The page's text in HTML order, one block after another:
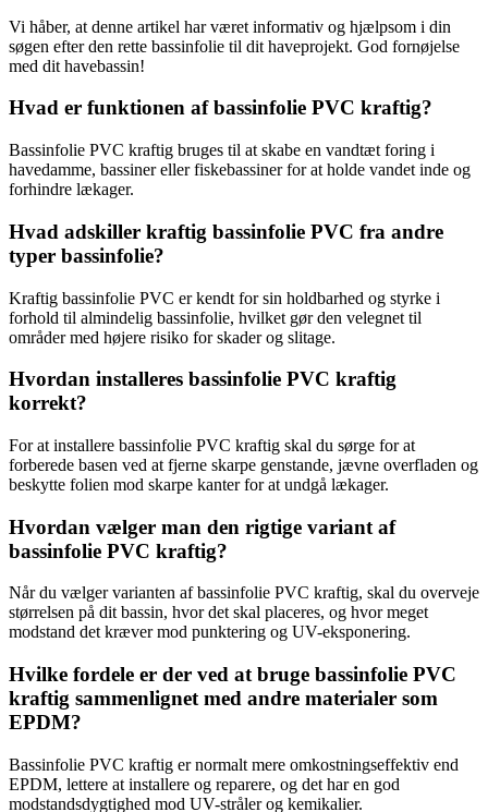
Vi håber, at denne artikel har været informativ og hjælpsom i din
søgen efter den rette bassinfolie til dit haveprojekt. God fornøjelse
med dit havebassin!
Hvad er funktionen af ​​bassinfolie PVC kraftig?
Bassinfolie PVC kraftig bruges til at skabe en vandtæt foring i
havedamme, bassiner eller fiskebassiner for at holde vandet inde og
forhindre lækager.
Hvad adskiller kraftig bassinfolie PVC fra andre
typer bassinfolie?
Kraftig bassinfolie PVC er kendt for sin holdbarhed og styrke i
forhold til almindelig bassinfolie, hvilket gør den velegnet til
områder med højere risiko for skader og slitage.
Hvordan installeres bassinfolie PVC kraftig
korrekt?
For at installere bassinfolie PVC kraftig skal du sørge for at
forberede basen ved at fjerne skarpe genstande, jævne overfladen og
beskytte folien mod skarpe kanter for at undgå lækager.
Hvordan vælger man den rigtige variant af
bassinfolie PVC kraftig?
Når du vælger varianten af ​​bassinfolie PVC kraftig, skal du overveje
størrelsen på dit bassin, hvor det skal placeres, og hvor meget
modstand det kræver mod punktering og UV-eksponering.
Hvilke fordele er der ved at bruge bassinfolie PVC
kraftig sammenlignet med andre materialer som
EPDM?
Bassinfolie PVC kraftig er normalt mere omkostningseffektiv end
EPDM, lettere at installere og reparere, og det har en god
modstandsdygtighed mod UV-stråler og kemikalier.